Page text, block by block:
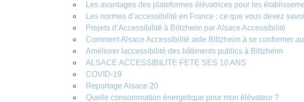
Les avantages des plateformes élévatrices pour les
Les normes d’accessibilité en France : ce que vous devez
Projets d’Accessibilité à Biltzheim par Alsace Accessibilité
Comment Alsace Accessibilité aide Biltzheim à se conformer
Améliorer laccessibilité des bâtiments publics à Biltzheim
ALSACE ACCESSIBILITE FETE SES 10 ANS
COVID-19
Reportage Alsace 20
Quelle consommation énergetique pour mon élévateur ?